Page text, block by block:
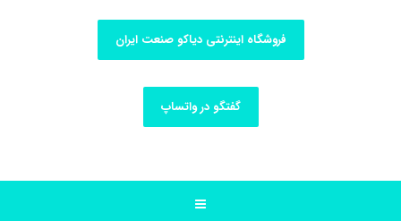
فروشگاه اینترنتی دیاکو صنعت ایران
گفتگو در واتساپ